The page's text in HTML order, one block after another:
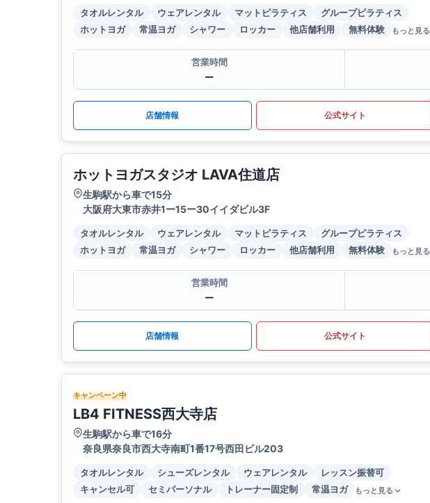
タオルレンタル ウェアレンタル マットピラティス
グループピラティス
ホットヨガ
常温ヨガ シャワー ロッカー 他店舗利用 無料体験 もっと見る
営業時間
ー
店舗情報 公式サイト
ホットヨガスタジオ LAVA住道店
生駒駅から車で15分
大阪府大東市赤井1ー15ー30イイダビル3F
タオルレンタル ウェアレンタル マットピラティス
グループピラティス
ホットヨガ
常温ヨガ シャワー ロッカー 他店舗利用 無料体験 もっと見る
営業時間
ー
店舗情報 公式サイト
キャンペーン中
LB4 FITNESS西大寺店
生駒駅から車で16分
奈良県奈良市西大寺南町1番17号西田ビル203
タオルレンタル シューズレンタル ウェアレンタル
レッスン振替可
キャンセル可
セミパーソナル トレーナー固定制 常温ヨガ もっと見る